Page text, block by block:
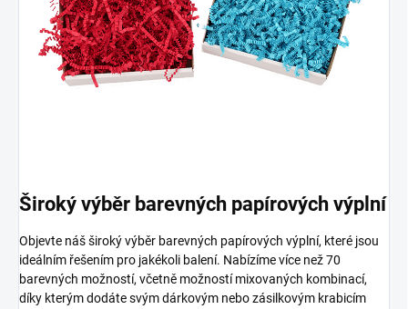
Široký výběr barevných papírových výplní
Objevte náš široký výběr barevných papírových výplní, které jsou
ideálním řešením pro jakékoli balení. Nabízíme více než 70
barevných možností, včetně možností mixovaných kombinací,
díky kterým dodáte svým dárkovým nebo zásilkovým krabicím